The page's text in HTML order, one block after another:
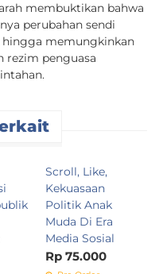
membuktikan bahwa
perubahan sendi
hingga memungkinkan
rezim penguasa
Scroll, Like,
Kekuasaan
Politik Anak
Muda Di Era
Media Sosial
Rp 75.000